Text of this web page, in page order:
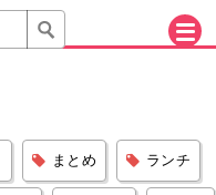
まとめ ランチ